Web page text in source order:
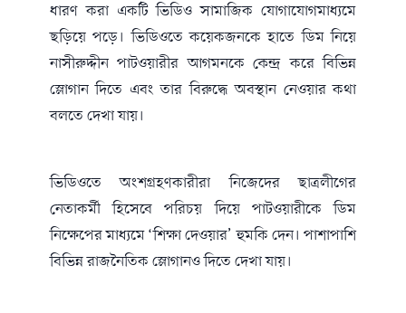
ধারণ করা একটি ভিডিও সামাজিক যোগাযোগমাধ্যমে
ছড়িয়ে পড়ে। ভিডিওতে কয়েকজনকে হাতে ডিম নিয়ে
নাসীরুদ্দীন পাটওয়ারীর আগমনকে কেন্দ্র করে বিভিন্ন
স্লোগান দিতে এবং তার বিরুদ্ধে অবস্থান নেওয়ার কথা
বলতে দেখা যায়।
ভিডিওতে অংশগ্রহণকারীরা নিজেদের ছাত্রলীগের
নেতাকর্মী হিসেবে পরিচয় দিয়ে পাটওয়ারীকে ডিম
নিক্ষেপের মাধ্যমে ‘শিক্ষা দেওয়ার’ হুমকি দেন। পাশাপাশি
বিভিন্ন রাজনৈতিক স্লোগানও দিতে দেখা যায়।